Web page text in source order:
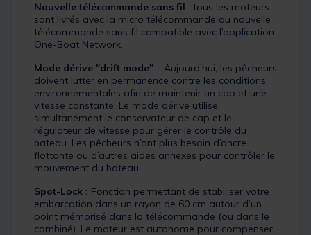
Nouvelle télécommande sans fil : tous les moteurs
sont livrés avec la micro télécommande ou nouvelle
télécommande sans fil compatible avec l’application
One-Boat Network.
Mode dérive "drift mode" : Aujourd’hui, les pêcheurs
doivent lutter en permanence contre les conditions
environnementales afin de maintenir un cap et une
vitesse constante. Le mode dérive utilise
simultanément le conservateur de cap et le
régulateur de vitesse pour gérer le contrôle du
bateau. Les pêcheurs n’ont plus besoin d’ancre
flottante ou d’autres aides annexes pour contrôler le
mouvement du bateau.
Spot-Lock : Fonction permettant de stabiliser votre
embarcation dans un rayon de 60 cm autour d’un
point mémorisé dans la télécommande (ou dans le
combiné). Le moteur est autonome pour compenser